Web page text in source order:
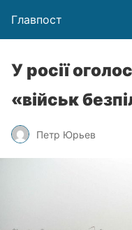
Главпост
У росії
«військ
Петр Юрьев